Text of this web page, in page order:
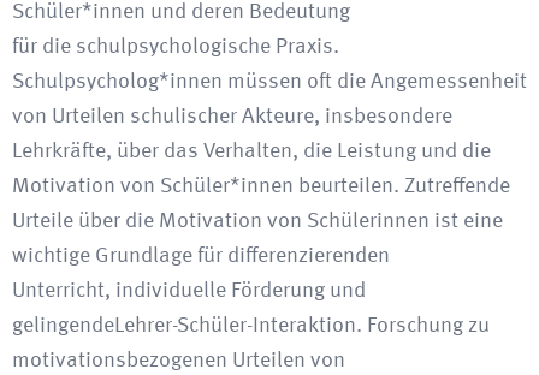
Schüler*innen und deren Bedeutung
für die schulpsychologische Praxis.
Schulpsycholog*innen müssen oft die Angemessenheit
von Urteilen schulischer Akteure, insbesondere
Lehrkräfte, über das Verhalten, die Leistung und die
Motivation von Schüler*innen beurteilen. Zutreffende
Urteile über die Motivation von Schülerinnen ist eine
wichtige Grundlage für differenzierenden
Unterricht, individuelle Förderung und
gelingendeLehrer-Schüler-Interaktion. Forschung zu
motivationsbezogenen Urteilen von